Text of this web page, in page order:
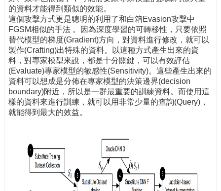
的資料才能得到類似的效能。
這個攻擊方式更是聰明的利用了和白箱Evasion攻擊中
FGSM相似的手法 。因為深度學習的可轉移性，只要依照
替代模型的梯度(Gradient)方向，對資料進行修改，就可以
製作(Crafting)出特殊的資料。以這種方式產生出來的資
料，對專家模型來說，都是十分關鍵，可以有效評估
(Evaluate)專家模型的敏感性(Sensitivity)。這些產生出來的
資料可以想成是分佈在專家模型的決策邊界(decision
boundary)附近，所以是一群最重要的訓練資料。而使用這
樣的資料來進行訓練，就可以用非常少量的查詢(Query)，
就能得到最大的效益。